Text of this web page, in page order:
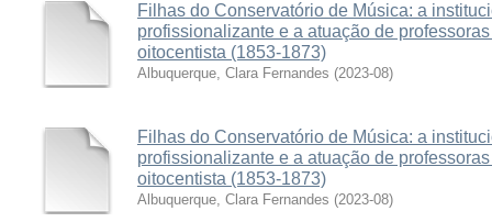
Filhas do Conservatório de Música: a
profissionalizante e a atuação de
oitocentista (1853-1873)
Albuquerque, Clara Fernandes (2023-08)
Filhas do Conservatório de Música: a
profissionalizante e a atuação de
oitocentista (1853-1873)
Albuquerque, Clara Fernandes (2023-08)